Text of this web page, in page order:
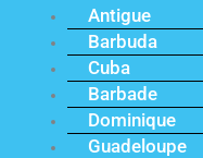
Antigue
Barbuda
Cuba
Barbade
Dominique
Guadeloupe